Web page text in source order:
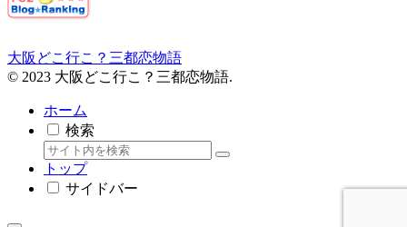
大阪どこ行こ？三都恋物語
© 2023 大阪どこ行こ？三都恋物語.
ホーム
検索
トップ
サイドバー